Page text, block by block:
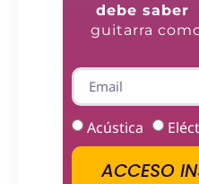
debe saber
guitarra
Acústica
ACCESO